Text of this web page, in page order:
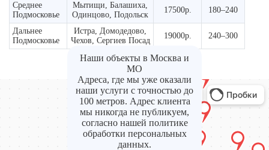
Среднее
Подмосковье
Мытищи, Балашиха,
Одинцово, Подольск
17500р. 180–240
Дальнее
Подмосковье
Истра, Домодедово,
Чехов, Сергиев Посад
19000р. 240–300
Наши объекты в Москва и
МО
Адреса, где мы уже оказали
наши услуги с точностью до
100 метров. Адрес клиента
мы никогда не публикуем,
согласно нашей политике
обработки персональных
данных.